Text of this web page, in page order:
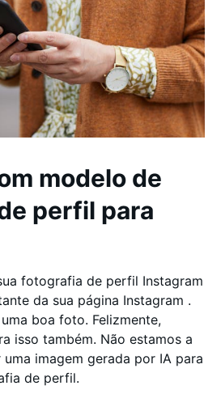
modelo de
perfil para
fotografia de perfil Instagram
da sua página Instagram .
boa foto. Felizmente,
isso também. Não estamos a
imagem gerada por IA para
de perfil.